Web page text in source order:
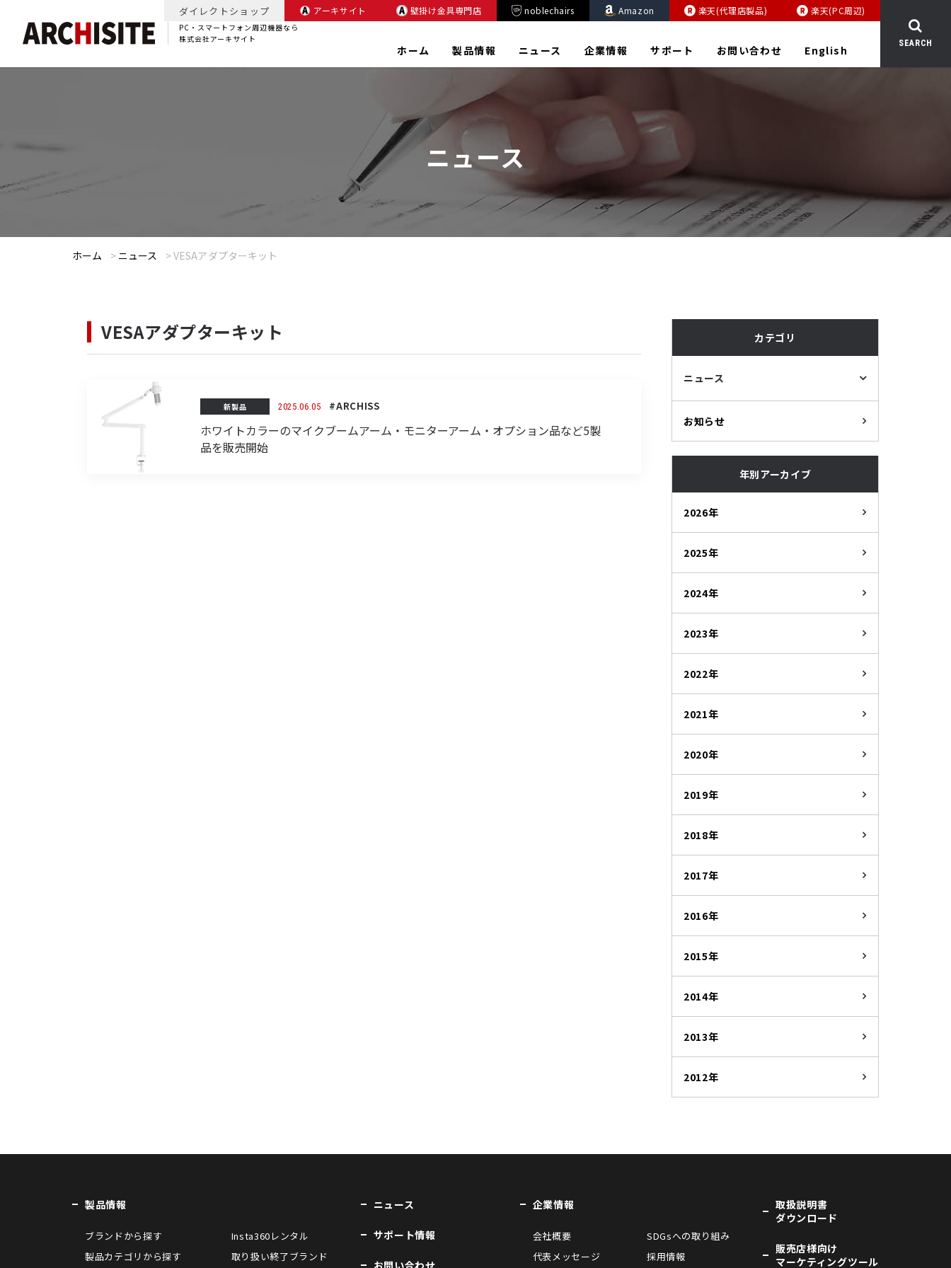
PC・スマートフォン周辺機器なら
株式会社アーキサイト
ダイレクトショップ アーキサイト 壁掛け金具専門店 noblechairs Amazon 楽天(代理店製品) 楽天(PC周辺)
ホーム 製品情報 ニュース 企業情報 サポート お問い合わせ English SEARCH
ニュース
ホーム > ニュース >VESAアダプターキット
VESAアダプターキット
新製品 2025.06.05 #ARCHISS
ホワイトカラーのマイクブームアーム・モニターアーム・オプション品など5製
品を販売開始
カテゴリ
ニュース
お知らせ
年別アーカイブ
2026年
2025年
2024年
2023年
2022年
2021年
2020年
2019年
2018年
2017年
2016年
2015年
2014年
2013年
2012年
製品情報
ブランドから探す
製品カテゴリから探す
Insta360レンタル
取り扱い終了ブランド
ニュース
サポート情報
お問い合わせ
企業情報
会社概要
代表メッセージ
SDGsへの取り組み
採用情報
取扱説明書
ダウンロード
販売店様向け
マーケティングツール